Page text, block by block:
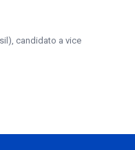
candidato a vice